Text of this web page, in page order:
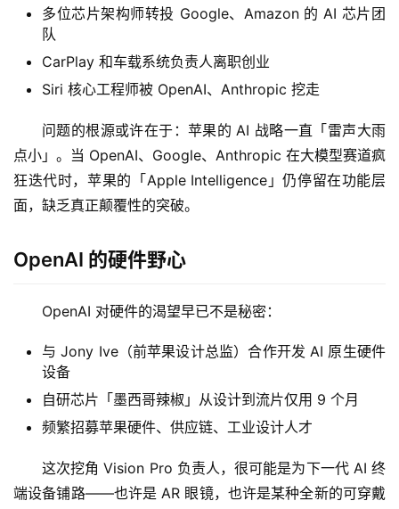
源
多位芯片架构师转投 Google、Amazon 的 AI 芯片团
队
CarPlay 和车载系统负责人离职创业
Siri 核心工程师被 OpenAI、Anthropic 挖走
问题的根源或许在于：苹果的 AI 战略一直「雷声大雨
点小」。当 OpenAI、Google、Anthropic 在大模型赛道疯
狂迭代时，苹果的「Apple Intelligence」仍停留在功能层
面，缺乏真正颠覆性的突破。
OpenAI 的硬件野心
OpenAI 对硬件的渴望早已不是秘密：
与 Jony Ive（前苹果设计总监）合作开发 AI 原生硬件
设备
自研芯片「墨西哥辣椒」从设计到流片仅用 9 个月
频繁招募苹果硬件、供应链、工业设计人才
这次挖角 Vision Pro 负责人，很可能是为下一代 AI 终
端设备铺路——也许是 AR 眼镜，也许是某种全新的可穿戴